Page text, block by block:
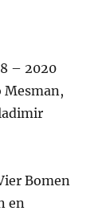
– 2020
Mesman,
Bomen
en